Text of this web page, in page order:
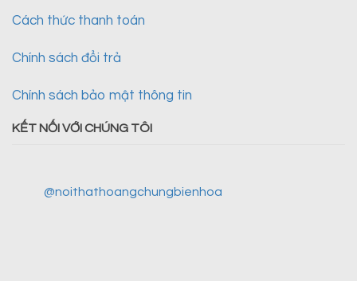
Cách thức thanh toán
Chính sách đổi trả
Chính sách bảo mật thông tin
KẾT NỐI VỚI CHÚNG TÔI
@noithathoangchungbienhoa